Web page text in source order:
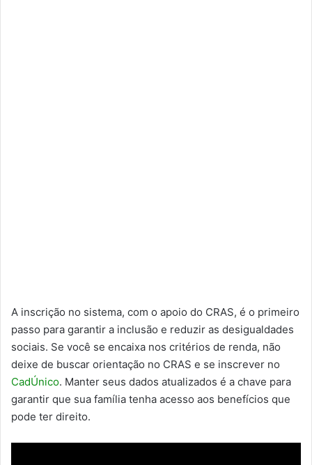
A inscrição no sistema, com o apoio do CRAS, é o primeiro
passo para garantir a inclusão e reduzir as desigualdades
sociais. Se você se encaixa nos critérios de renda, não
deixe de buscar orientação no CRAS e se inscrever no
CadÚnico. Manter seus dados atualizados é a chave para
garantir que sua família tenha acesso aos benefícios que
pode ter direito.